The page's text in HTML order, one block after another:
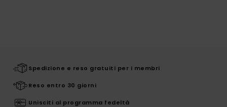
Spedizione e reso gratuiti per i membri
Reso entro 30 giorni
Unisciti al programma fedeltà